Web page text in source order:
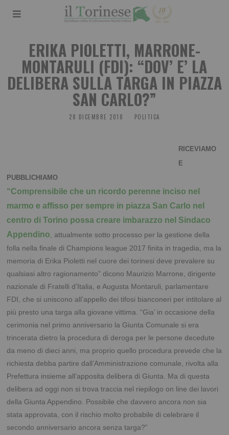
ERIKA PIOLETTI, MARRONE-
MONTARULI (FDI): “DOV’ E’ LA
DELIBERA SULLA TARGA IN PIAZZA
SAN CARLO?”
28 DICEMBRE 2018 POLITICA
RICEVIAMO
E
PUBBLICHIAMO
“Comprensibile che un ricordo perenne inciso nel
marmo e affisso per sempre in piazza San Carlo nel
centro di Torino possa creare imbarazzo nel Sindaco
Appendino, attualmente sotto processo per la gestione della
folla nella finale di Champions league 2017 finita in tragedia, ma la
memoria di Erika Pioletti nel cuore dei torinesi deve prevalere su
qualsiasi altro ragionamento” dicono Maurizio Marrone, dirigente
nazionale di Fratelli d’Italia, e Augusta Montaruli, parlamentare
FDI, che si uniscono all’appello dei tifosi bianconeri per intitolare al
più presto una targa alla giovane vittima. “Gia’ in occasione della
cerimonia nel primo anniversario la Giunta Comunale si era
trincerata dietro la procedura di deroga per le persone decedute
da meno di dieci anni, ma proprio quello procedura prevede che la
richiesta debba partire dall’Amministrazione comunale, rivolta alla
Prefettura insieme all’apposita delibera di Giunta. Ma di questa
delibera ad oggi non si trova traccia nel riepilogo on line dei lavori
della Giunta Appendino. Possibile che davvero ancora non sia
stata approvata, con il rischio molto probabile di celebrare il
secondo anniversario ancora senza targa?”